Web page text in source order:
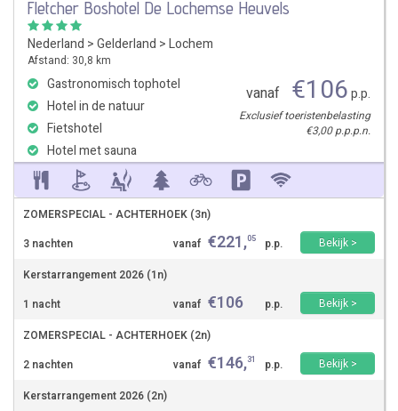
Fletcher Boshotel De Lochemse Heuvels
Nederland >Gelderland >Lochem
Afstand: 30,8 km
Gastronomisch tophotel
Hotel in de natuur
Fietshotel
Hotel met sauna
vanaf €106p.p.
Exclusief toeristenbelasting
€3,00 p.p.p.n.
ZOMERSPECIAL - ACHTERHOEK (3n)
3 nachten
vanaf €221,05 p.p.
Bekijk >
Kerstarrangement 2026 (1n)
1 nacht
vanaf €106 p.p.
Bekijk >
ZOMERSPECIAL - ACHTERHOEK (2n)
2 nachten
vanaf €146,31 p.p.
Bekijk >
Kerstarrangement 2026 (2n)